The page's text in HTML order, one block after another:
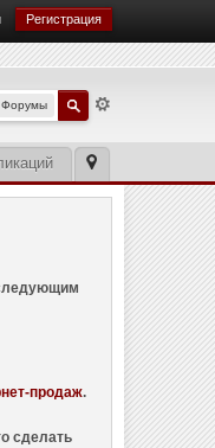
Регистрация
Форумы
продаж.
сделать